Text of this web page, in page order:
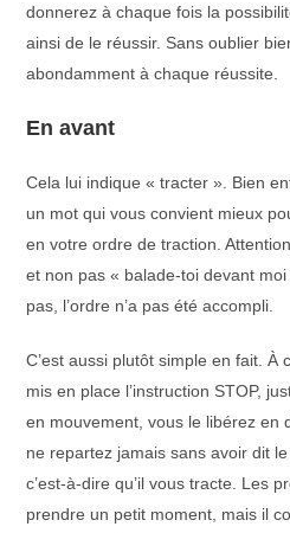
donnerez à chaque fois la
ainsi de le réussir. Sans oublier
abondamment à chaque réussite.
En avant
Cela lui indique « tracter ». Bien
un mot qui vous convient mieux
en votre ordre de traction.
et non pas « balade-toi devant moi
pas, l’ordre n’a pas été accompli.
C’est aussi plutôt simple en fait. À
mis en place l’instruction STOP,
en mouvement, vous le libérez en
ne repartez jamais sans avoir dit le
c’est-à-dire qu’il vous tracte. Les
prendre un petit moment, mais il